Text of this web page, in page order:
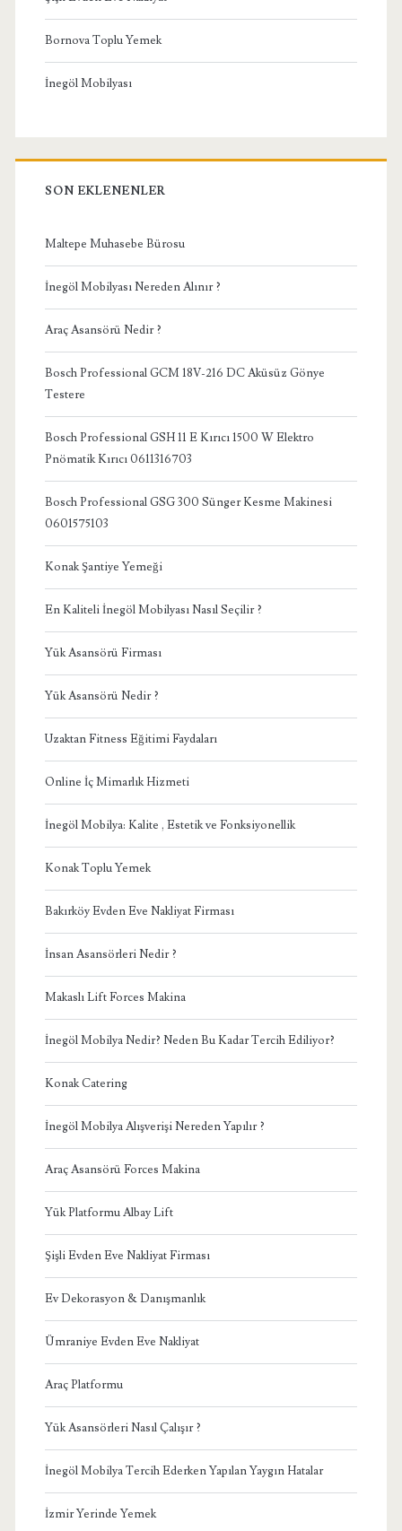
Bornova Toplu Yemek
İnegöl Mobilyası
SON EKLENENLER
Maltepe Muhasebe Bürosu
İnegöl Mobilyası Nereden Alınır ?
Araç Asansörü Nedir ?
Bosch Professional GCM 18V-216 DC Aküsüz Gönye
Testere
Bosch Professional GSH 11 E Kırıcı 1500 W Elektro
Pnömatik Kırıcı 0611316703
Bosch Professional GSG 300 Sünger Kesme Makinesi
0601575103
Konak Şantiye Yemeği
En Kaliteli İnegöl Mobilyası Nasıl Seçilir ?
Yük Asansörü Firması
Yük Asansörü Nedir ?
Uzaktan Fitness Eğitimi Faydaları
Online İç Mimarlık Hizmeti
İnegöl Mobilya: Kalite , Estetik ve Fonksiyonellik
Konak Toplu Yemek
Bakırköy Evden Eve Nakliyat Firması
İnsan Asansörleri Nedir ?
Makaslı Lift Forces Makina
İnegöl Mobilya Nedir? Neden Bu Kadar Tercih Ediliyor?
Konak Catering
İnegöl Mobilya Alışverişi Nereden Yapılır ?
Araç Asansörü Forces Makina
Yük Platformu Albay Lift
Şişli Evden Eve Nakliyat Firması
Ev Dekorasyon & Danışmanlık
Ümraniye Evden Eve Nakliyat
Araç Platformu
Yük Asansörleri Nasıl Çalışır ?
İnegöl Mobilya Tercih Ederken Yapılan Yaygın Hatalar
İzmir Yerinde Yemek